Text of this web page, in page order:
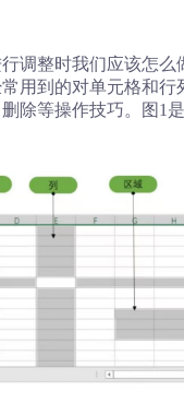
调整时我们应该怎么
用到的对单元格和行
除等操作技巧。图1